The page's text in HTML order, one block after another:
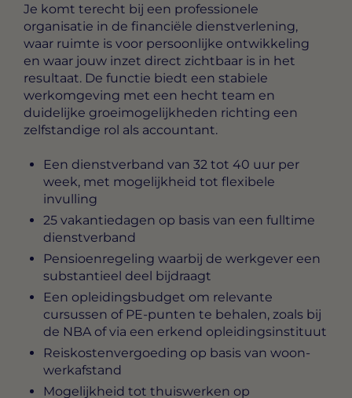
Je komt terecht bij een professionele
organisatie in de financiële dienstverlening,
waar ruimte is voor persoonlijke ontwikkeling
en waar jouw inzet direct zichtbaar is in het
resultaat. De functie biedt een stabiele
werkomgeving met een hecht team en
duidelijke groeimogelijkheden richting een
zelfstandige rol als accountant.
Een dienstverband van 32 tot 40 uur per
week, met mogelijkheid tot flexibele
invulling
25 vakantiedagen op basis van een fulltime
dienstverband
Pensioenregeling waarbij de werkgever een
substantieel deel bijdraagt
Een opleidingsbudget om relevante
cursussen of PE-punten te behalen, zoals bij
de NBA of via een erkend opleidingsinstituut
Reiskostenvergoeding op basis van woon-
werkafstand
Mogelijkheid tot thuiswerken op